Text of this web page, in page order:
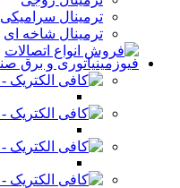
ترمینال سرامیکی
ترمینال شاخه ای
فیوزمینیاتوری و برق